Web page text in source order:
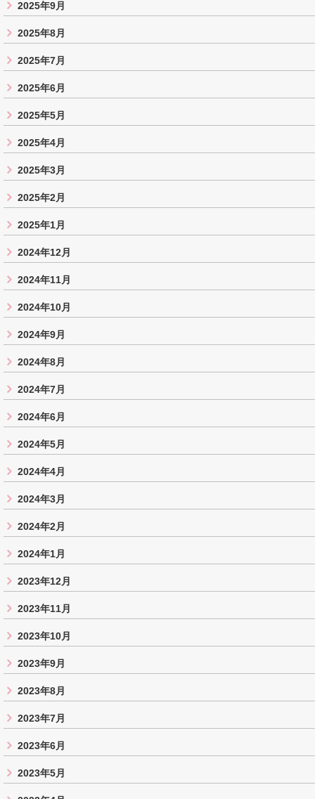
2025年9月
2025年8月
2025年7月
2025年6月
2025年5月
2025年4月
2025年3月
2025年2月
2025年1月
2024年12月
2024年11月
2024年10月
2024年9月
2024年8月
2024年7月
2024年6月
2024年5月
2024年4月
2024年3月
2024年2月
2024年1月
2023年12月
2023年11月
2023年10月
2023年9月
2023年8月
2023年7月
2023年6月
2023年5月